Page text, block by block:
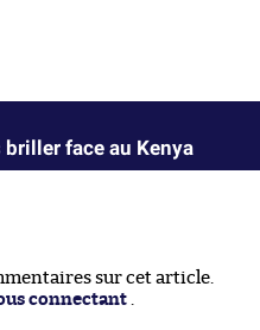
briller face au Kenya
sur cet article.
connectant